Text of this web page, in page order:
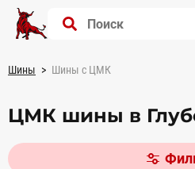
Шины Шины с ЦМК
ЦМК шины в